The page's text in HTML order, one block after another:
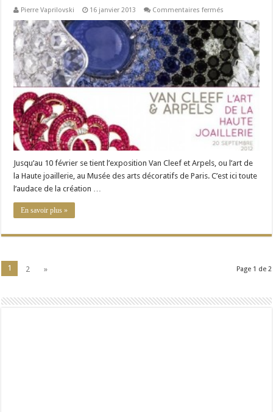
Pierre Vaprilovski 16 janvier 2013 Commentaires fermés
Van
Cleef
et
Arpels
au
Musée
des
arts
décoratifs
de
Paris
Jusqu’au 10 février se tient l’exposition Van Cleef et Arpels, ou l’art de
la Haute joaillerie, au Musée des arts décoratifs de Paris. C’est ici toute
l’audace de la création …
En savoir plus »
Page 1 de 2
1 2 »